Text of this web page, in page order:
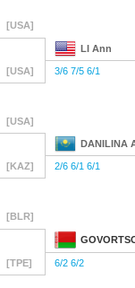
[USA]
LI Ann
[USA] 3/6 7/5 6/1
[USA]
DANILINA
[KAZ] 2/6 6/1 6/1
[BLR]
[TPE] 6/2 6/2